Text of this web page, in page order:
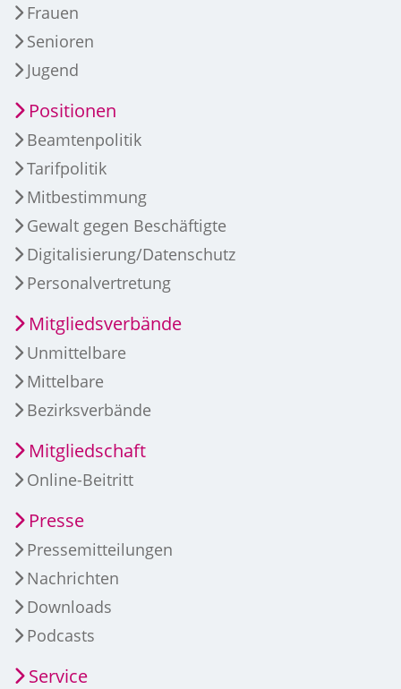
Frauen
Senioren
Jugend
Positionen
Beamtenpolitik
Tarifpolitik
Mitbestimmung
Gewalt gegen Beschäftigte
Digitalisierung/Datenschutz
Personalvertretung
Mitgliedsverbände
Unmittelbare
Mittelbare
Bezirksverbände
Mitgliedschaft
Online-Beitritt
Presse
Pressemitteilungen
Nachrichten
Downloads
Podcasts
Service